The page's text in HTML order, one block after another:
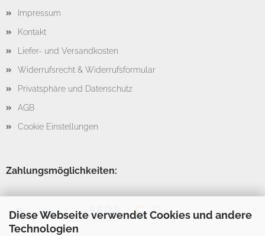
Diese Webseite verwendet Cookies und andere
Technologien
Impressum
Kontakt
Liefer- und Versandkosten
Widerrufsrecht & Widerrufsformular
Privatsphäre und Datenschutz
AGB
Cookie Einstellungen
Zahlungsmöglichkeiten: